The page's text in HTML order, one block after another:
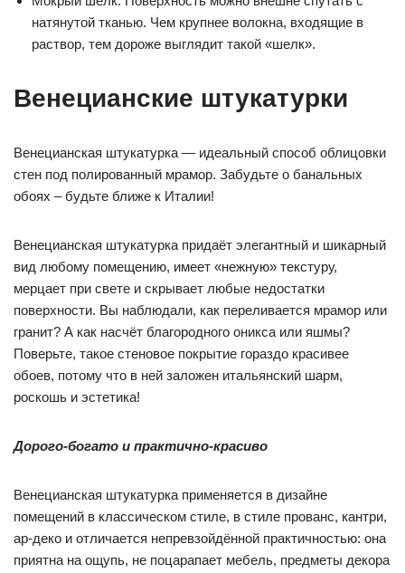
натянутой тканью. Чем крупнее волокна, входящие в
раствор, тем дороже выглядит такой «шелк».
Венецианские штукатурки
Венецианская штукатурка — идеальный способ облицовки
стен под полированный мрамор. Забудьте о банальных
обоях – будьте ближе к Италии!
Венецианская штукатурка придаёт элегантный и шикарный
вид любому помещению, имеет «нежную» текстуру,
мерцает при свете и скрывает любые недостатки
поверхности. Вы наблюдали, как переливается мрамор или
гранит? А как насчёт благородного оникса или яшмы?
Поверьте, такое стеновое покрытие гораздо красивее
обоев, потому что в ней заложен итальянский шарм,
роскошь и эстетика!
Дорого-богато и практично-красиво
Венецианская штукатурка применяется в дизайне
помещений в классическом стиле, в стиле прованс, кантри,
ар-деко и отличается непревзойдённой практичностью: она
приятна на ощупь, не поцарапает мебель, предметы декора